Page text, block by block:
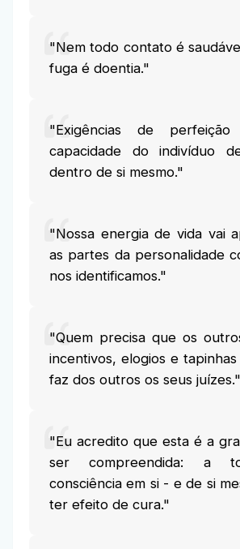
"Nem todo contato é
fuga é doentia."
"Exigências de
capacidade do indivíduo
dentro de si mesmo."
"Nossa energia de vida vai
as partes da personalidade
nos identificamos."
"Quem precisa que os
incentivos, elogios e
faz dos outros os seus juízes."
"Eu acredito que esta é a
ser compreendida: a
consciência em si - e de si
ter efeito de cura."